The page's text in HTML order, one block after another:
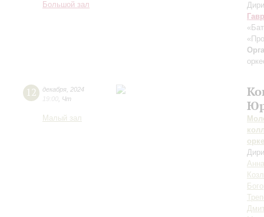
Большой зал
12 декабря 2024
19:00 Чт
Малый зал